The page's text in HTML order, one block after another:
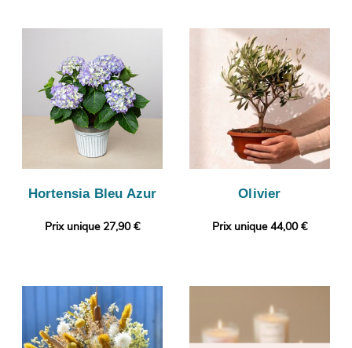
Hortensia Bleu Azur
Prix unique 27,90 €
Olivier
Prix unique 44,00 €